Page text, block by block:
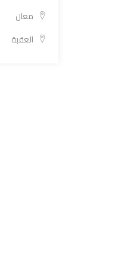
معان
العقبة